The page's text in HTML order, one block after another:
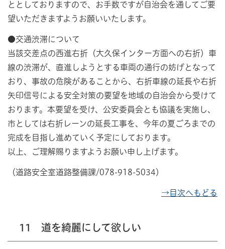
ととしておりますので、お手数ですが自治会を通してご要
望いただきますようお願いいたします。
●交通渋滞について
当該交差点の西進右折（大久保インター方面への右折）車
線の渋滞が、直進しようとする車両の通行の妨げとなって
おり、事故の危険があることから、右折車線の延長や右折
矢印信号による安全対策の要望を地域の自治会から受けて
おります。本要望を受け、公安委員会とも協議を実施し、
市としては右折レーンの延長工事を、今年の夏ごろまでの
完成を目指し進めていく予定にしております。
以上、ご理解賜りますようお願い申し上げます。
（道路安全室道路整備課/078-918-5034）
→目次へもどる
11 道を綺麗にして欲しい